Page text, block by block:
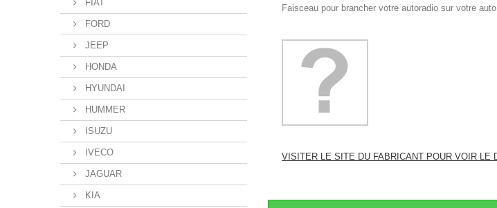
FIAT
FORD
JEEP
HONDA
HYUNDAI
HUMMER
ISUZU
IVECO
JAGUAR
KIA
Faisceau pour brancher votre autoradio sur votre auto
VISITER LE SITE DU FABRICANT POUR VOIR LE